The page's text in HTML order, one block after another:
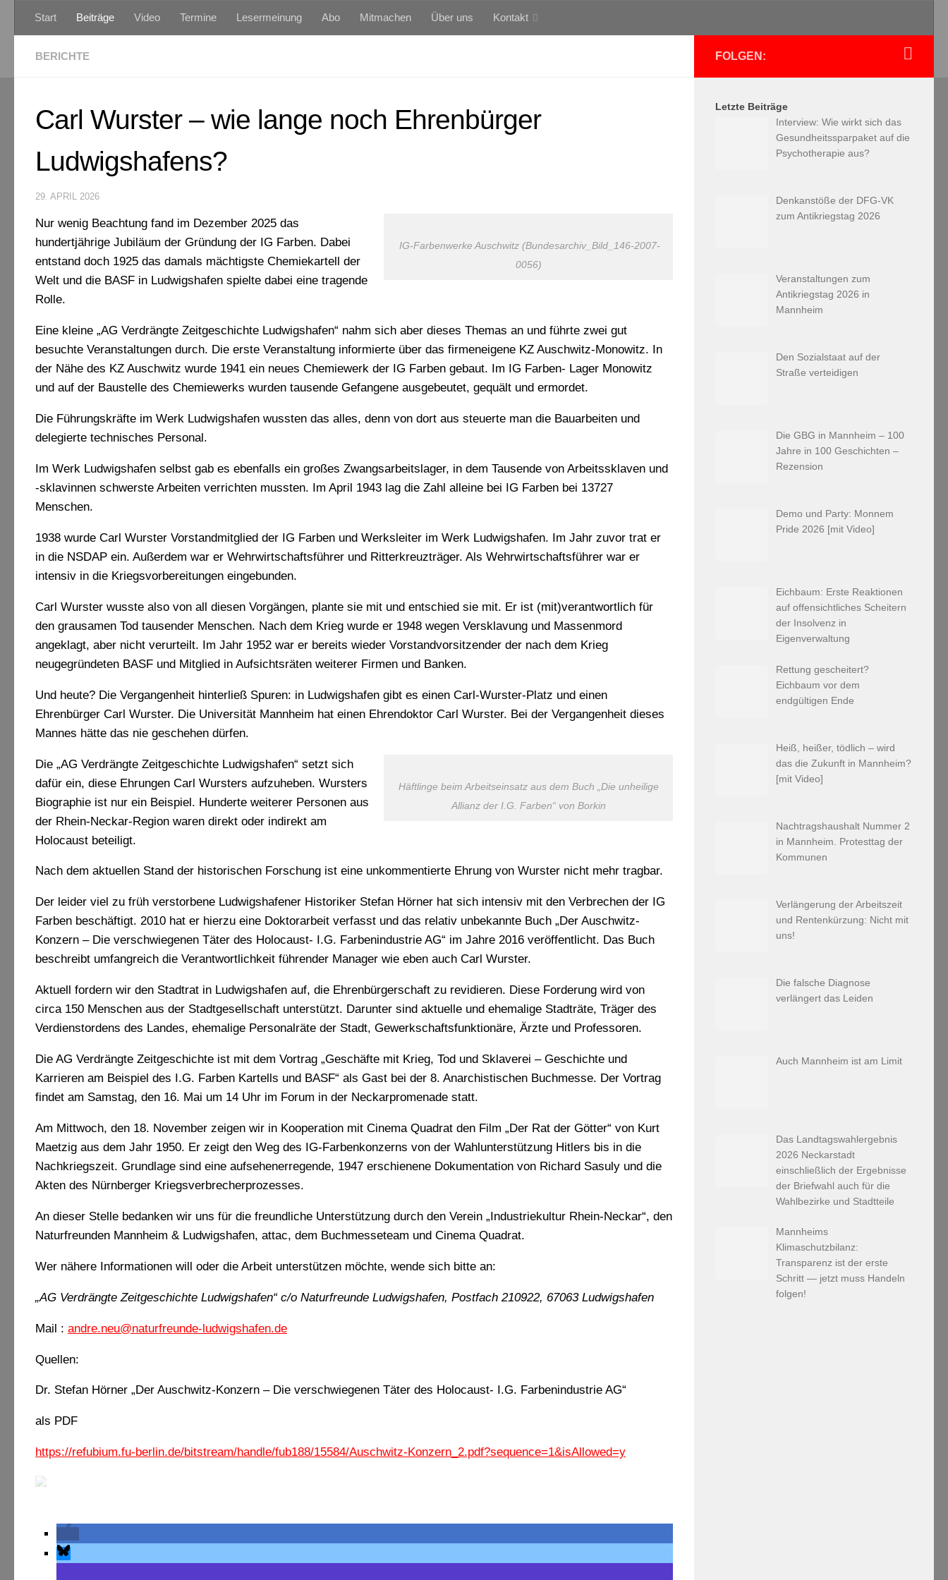
Zum Inhalt springen
Start Beiträge Video Termine Lesermeinung Abo Mitmachen Über uns Kontakt
BERICHTE
Carl Wurster – wie lange noch Ehrenbürger
Ludwigshafens?
29. APRIL 2026
IG-Farbenwerke Auschwitz (Bundesarchiv_Bild_146-2007-
0056)
Nur wenig Beachtung fand im Dezember 2025 das
hundertjährige Jubiläum der Gründung der IG Farben. Dabei
entstand doch 1925 das damals mächtigste Chemiekartell der
Welt und die BASF in Ludwigshafen spielte dabei eine tragende
Rolle.
Eine kleine „AG Verdrängte Zeitgeschichte Ludwigshafen“ nahm sich aber dieses Themas an und führte zwei gut
besuchte Veranstaltungen durch. Die erste Veranstaltung informierte über das firmeneigene KZ Auschwitz-Monowitz. In
der Nähe des KZ Auschwitz wurde 1941 ein neues Chemiewerk der IG Farben gebaut. Im IG Farben- Lager Monowitz
und auf der Baustelle des Chemiewerks wurden tausende Gefangene ausgebeutet, gequält und ermordet.
Die Führungskräfte im Werk Ludwigshafen wussten das alles, denn von dort aus steuerte man die Bauarbeiten und
delegierte technisches Personal.
Im Werk Ludwigshafen selbst gab es ebenfalls ein großes Zwangsarbeitslager, in dem Tausende von Arbeitssklaven und
-sklavinnen schwerste Arbeiten verrichten mussten. Im April 1943 lag die Zahl alleine bei IG Farben bei 13727
Menschen.
1938 wurde Carl Wurster Vorstandmitglied der IG Farben und Werksleiter im Werk Ludwigshafen. Im Jahr zuvor trat er
in die NSDAP ein. Außerdem war er Wehrwirtschaftsführer und Ritterkreuzträger. Als Wehrwirtschaftsführer war er
intensiv in die Kriegsvorbereitungen eingebunden.
Carl Wurster wusste also von all diesen Vorgängen, plante sie mit und entschied sie mit. Er ist (mit)verantwortlich für
den grausamen Tod tausender Menschen. Nach dem Krieg wurde er 1948 wegen Versklavung und Massenmord
angeklagt, aber nicht verurteilt. Im Jahr 1952 war er bereits wieder Vorstandvorsitzender der nach dem Krieg
neugegründeten BASF und Mitglied in Aufsichtsräten weiterer Firmen und Banken.
Und heute? Die Vergangenheit hinterließ Spuren: in Ludwigshafen gibt es einen Carl-Wurster-Platz und einen
Ehrenbürger Carl Wurster. Die Universität Mannheim hat einen Ehrendoktor Carl Wurster. Bei der Vergangenheit dieses
Mannes hätte das nie geschehen dürfen.
Häftlinge beim Arbeitseinsatz aus dem Buch „Die unheilige
Allianz der I.G. Farben“ von Borkin
Die „AG Verdrängte Zeitgeschichte Ludwigshafen“ setzt sich
dafür ein, diese Ehrungen Carl Wursters aufzuheben. Wursters
Biographie ist nur ein Beispiel. Hunderte weiterer Personen aus
der Rhein-Neckar-Region waren direkt oder indirekt am
Holocaust beteiligt.
Nach dem aktuellen Stand der historischen Forschung ist eine unkommentierte Ehrung von Wurster nicht mehr tragbar.
Der leider viel zu früh verstorbene Ludwigshafener Historiker Stefan Hörner hat sich intensiv mit den Verbrechen der IG
Farben beschäftigt. 2010 hat er hierzu eine Doktorarbeit verfasst und das relativ unbekannte Buch „Der Auschwitz-
Konzern – Die verschwiegenen Täter des Holocaust- I.G. Farbenindustrie AG“ im Jahre 2016 veröffentlicht. Das Buch
beschreibt umfangreich die Verantwortlichkeit führender Manager wie eben auch Carl Wurster.
Aktuell fordern wir den Stadtrat in Ludwigshafen auf, die Ehrenbürgerschaft zu revidieren. Diese Forderung wird von
circa 150 Menschen aus der Stadtgesellschaft unterstützt. Darunter sind aktuelle und ehemalige Stadträte, Träger des
Verdienstordens des Landes, ehemalige Personalräte der Stadt, Gewerkschaftsfunktionäre, Ärzte und Professoren.
Die AG Verdrängte Zeitgeschichte ist mit dem Vortrag „Geschäfte mit Krieg, Tod und Sklaverei – Geschichte und
Karrieren am Beispiel des I.G. Farben Kartells und BASF“ als Gast bei der 8. Anarchistischen Buchmesse. Der Vortrag
findet am Samstag, den 16. Mai um 14 Uhr im Forum in der Neckarpromenade statt.
Am Mittwoch, den 18. November zeigen wir in Kooperation mit Cinema Quadrat den Film „Der Rat der Götter“ von Kurt
Maetzig aus dem Jahr 1950. Er zeigt den Weg des IG-Farbenkonzerns von der Wahlunterstützung Hitlers bis in die
Nachkriegszeit. Grundlage sind eine aufsehenerregende, 1947 erschienene Dokumentation von Richard Sasuly und die
Akten des Nürnberger Kriegsverbrecherprozesses.
An dieser Stelle bedanken wir uns für die freundliche Unterstützung durch den Verein „Industriekultur Rhein-Neckar“, den
Naturfreunden Mannheim & Ludwigshafen, attac, dem Buchmesseteam und Cinema Quadrat.
Wer nähere Informationen will oder die Arbeit unterstützen möchte, wende sich bitte an:
„AG Verdrängte Zeitgeschichte Ludwigshafen“ c/o Naturfreunde Ludwigshafen, Postfach 210922, 67063 Ludwigshafen
Mail : andre.neu@naturfreunde-ludwigshafen.de
Quellen:
Dr. Stefan Hörner „Der Auschwitz-Konzern – Die verschwiegenen Täter des Holocaust- I.G. Farbenindustrie AG“
als PDF
https://refubium.fu-berlin.de/bitstream/handle/fub188/15584/Auschwitz-Konzern_2.pdf?sequence=1&isAllowed=y
FOLGEN:
Letzte Beiträge
Interview: Wie wirkt sich das
Gesundheitssparpaket auf die
Psychotherapie aus?
Denkanstöße der DFG-VK
zum Antikriegstag 2026
Veranstaltungen zum
Antikriegstag 2026 in
Mannheim
Den Sozialstaat auf der
Straße verteidigen
Die GBG in Mannheim – 100
Jahre in 100 Geschichten –
Rezension
Demo und Party: Monnem
Pride 2026 [mit Video]
Eichbaum: Erste Reaktionen
auf offensichtliches Scheitern
der Insolvenz in
Eigenverwaltung
Rettung gescheitert?
Eichbaum vor dem
endgültigen Ende
Heiß, heißer, tödlich – wird
das die Zukunft in Mannheim?
[mit Video]
Nachtragshaushalt Nummer 2
in Mannheim. Protesttag der
Kommunen
Verlängerung der Arbeitszeit
und Rentenkürzung: Nicht mit
uns!
Die falsche Diagnose
verlängert das Leiden
Auch Mannheim ist am Limit
Das Landtagswahlergebnis
2026 Neckarstadt
einschließlich der Ergebnisse
der Briefwahl auch für die
Wahlbezirke und Stadtteile
Mannheims
Klimaschutzbilanz:
Transparenz ist der erste
Schritt — jetzt muss Handeln
folgen!